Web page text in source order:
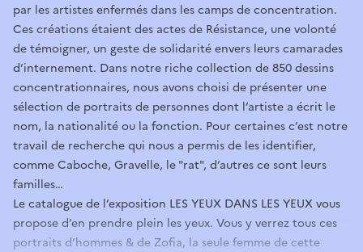
par les artistes enfermés dans les camps de concentration.
Ces créations étaient des actes de Résistance, une volonté
de témoigner, un geste de solidarité envers leurs camarades
d’internement. Dans notre riche collection de 850 dessins
concentrationnaires, nous avons choisi de présenter une
sélection de portraits de personnes dont l’artiste a écrit le
nom, la nationalité ou la fonction. Pour certaines c’est notre
travail de recherche qui nous a permis de les identifier,
comme Caboche, Gravelle, le "rat", d’autres ce sont leurs
familles…
Le catalogue de l’exposition LES YEUX DANS LES YEUX vous
propose d’en prendre plein les yeux. Vous y verrez tous ces
portraits d’hommes & de Zofia, la seule femme de cette